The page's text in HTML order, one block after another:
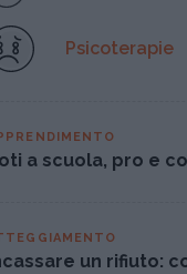
Psicoterapie
a scuola, pro e
un rifiuto: